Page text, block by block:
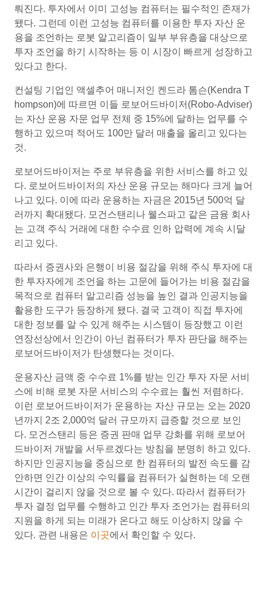
뤄진다. 투자에서 이미 고성능 컴퓨터는 필수적인 존재가
됐다. 그런데 이런 고성능 컴퓨터를 이용한 투자 자산 운
용을 조언하는 로봇 알고리즘이 일부 부유층을 대상으로
투자 조언을 하기 시작하는 등 이 시장이 빠르게 성장하고
있다고 한다.
컨설팅 기업인 액셀추어 매니저인 켄드라 톰슨(Kendra T
hompson)에 따르면 이들 로보어드바이저(Robo-Adviser)
는 자산 운용 자문 업무 전체 중 15%에 달하는 업무를 수
행하고 있으며 적어도 100만 달러 매출을 올리고 있다는
것.
로보어드바이저는 주로 부유층을 위한 서비스를 하고 있
다. 로보어드바이저의 자산 운용 규모는 해마다 크게 늘어
나고 있다. 이에 따라 운용하는 자금은 2015년 500억 달
러까지 확대됐다. 모건스탠리나 웰스파고 같은 금융 회사
는 고객 주식 거래에 대한 수수료 인하 압력에 계속 시달
리고 있다.
따라서 증권사와 은행이 비용 절감을 위해 주식 투자에 대
한 투자자에게 조언을 하는 고문에 들어가는 비용 절감을
목적으로 컴퓨터 알고리즘 성능을 높인 결과 인공지능을
활용한 도구가 등장하게 됐다. 결국 고객이 직접 투자에
대한 정보를 알 수 있게 해주는 시스템이 등장했고 이런
연장선상에서 인간이 아닌 컴퓨터가 투자 판단을 해주는
로보어드바이저가 탄생했다는 것이다.
운용자산 금액 중 수수료 1%를 받는 인간 투자 자문 서비
스에 비해 로봇 자문 서비스의 수수료는 훨씬 저렴하다.
이런 로보어드바이저가 운용하는 자산 규모는 오는 2020
년까지 2조 2,000억 달러 규모까지 급증할 것으로 보인
다. 모건스탠리 등은 증권 판매 업무 강화를 위해 로보어
드바이저 개발을 서두르겠다는 방침을 분명히 하고 있다.
하지만 인공지능을 중심으로 한 컴퓨터의 발전 속도를 감
안하면 인간 이상의 수익률을 컴퓨터가 실현하는 데 오랜
시간이 걸리지 않을 것으로 볼 수 있다. 따라서 컴퓨터가
투자 결정 업무를 수행하고 인간 투자 조언가는 컴퓨터의
지원을 하게 되는 미래가 온다고 해도 이상하지 않을 수
있다. 관련 내용은 이곳에서 확인할 수 있다.